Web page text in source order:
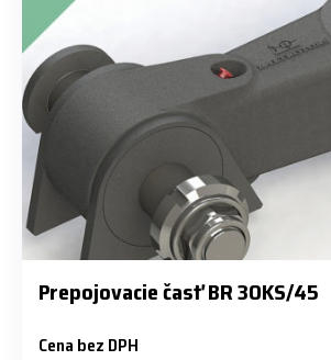
Prepojovacie časť BR 30KS/45
Cena bez DPH